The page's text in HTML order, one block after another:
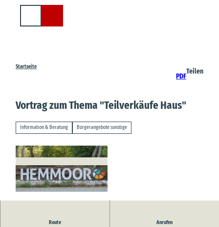
Startseite
PDF
Teilen
Vortrag zum Thema "Teilverkäufe Haus"
Information & Beratung Bürgerangebote sonstige
Route Anrufen
Der Seniorenbeirat der Samtgemeinde Hemmoor lädt zum Vortrag